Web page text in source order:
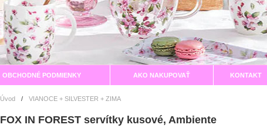
OBCHODNÉ PODMIENKY AKO NAKUPOVAŤ KONTAKT
Úvod / VIANOCE + SILVESTER + ZIMA
FOX IN FOREST servítky kusové, Ambiente